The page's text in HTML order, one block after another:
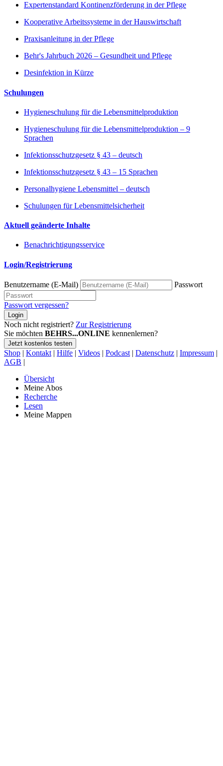
Expertenstandard Kontinenzförderung in der Pflege
Kooperative Arbeitssysteme in der Hauswirtschaft
Praxisanleitung in der Pflege
Behr's Jahrbuch 2026 – Gesundheit und Pflege
Desinfektion in Kürze
Schulungen
Hygieneschulung für die Lebensmittelproduktion
Hygieneschulung für die Lebensmittelproduktion – 9
Sprachen
Infektionsschutzgesetz § 43 – deutsch
Infektionsschutzgesetz § 43 – 15 Sprachen
Personalhygiene Lebensmittel – deutsch
Schulungen für Lebensmittelsicherheit
Aktuell geänderte Inhalte
Benachrichtigungsservice
Login/Registrierung
Benutzername (E-Mail) Passwort
Passwort vergessen?
Login
Noch nicht registriert? Zur Registrierung
Sie möchten BEHRS...ONLINE kennenlernen?
Jetzt kostenlos testen
Shop | Kontakt | Hilfe | Videos | Podcast | Datenschutz | Impressum |
AGB |
Übersicht
Meine Abos
Recherche
Lesen
Meine Mappen